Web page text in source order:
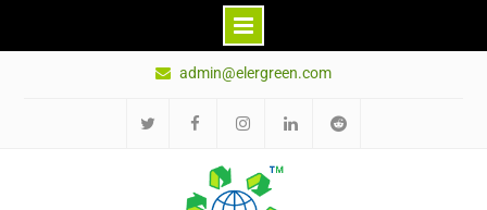
admin@elergreen.com